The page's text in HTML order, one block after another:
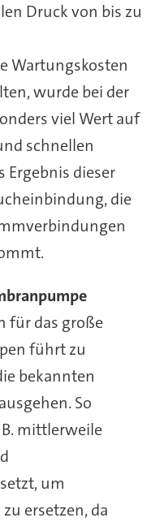
Druck von bis zu
Wartungskosten
wurde bei der
viel Wert auf
schnellen
Ergebnis dieser
die
für das große
führt zu
bekannten
So
mittlerweile
um
ersetzen, da